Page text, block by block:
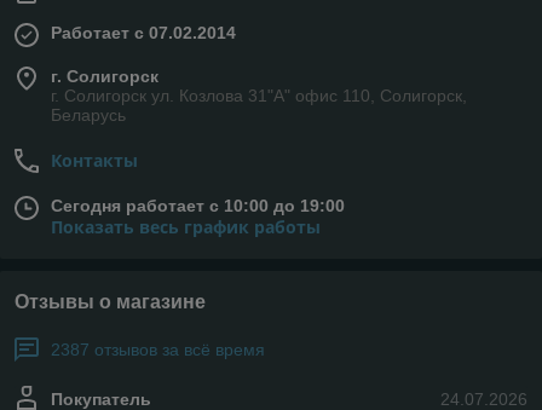
Работает с 07.02.2014
г. Солигорск
г. Солигорск ул. Козлова 31"А" офис 110, Солигорск,
Беларусь
Контакты
Сегодня работает с 10:00 до 19:00
Показать весь график работы
Отзывы о магазине
2387 отзывов за всё время
24.07.2026
Покупатель